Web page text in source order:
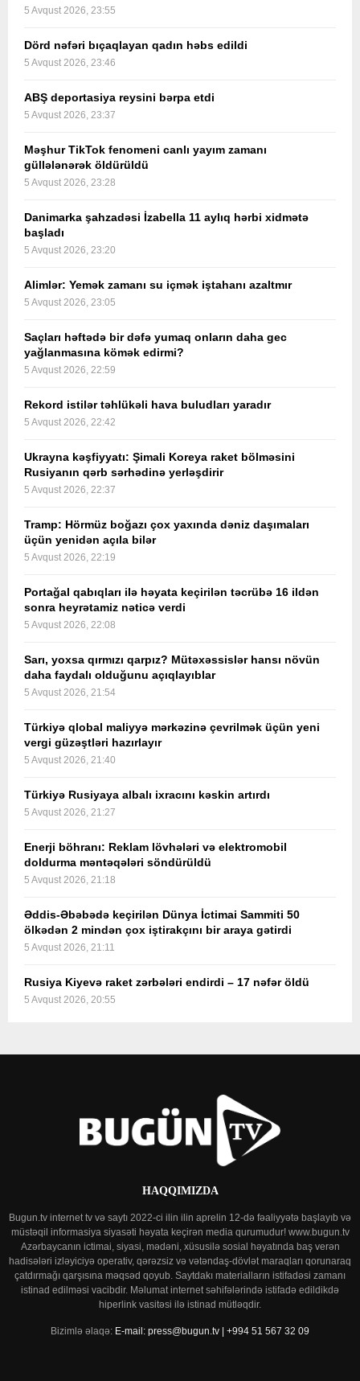
5 Avqust 2026, 23:55
Dörd nəfəri bıçaqlayan qadın həbs edildi
5 Avqust 2026, 23:46
ABŞ deportasiya reysini bərpa etdi
5 Avqust 2026, 23:37
Məşhur TikTok fenomeni canlı yayım zamanı
güllələnərək öldürüldü
5 Avqust 2026, 23:28
Danimarka şahzadəsi İzabella 11 aylıq hərbi xidmətə
başladı
5 Avqust 2026, 23:20
Alimlər: Yemək zamanı su içmək iştahanı azaltmır
5 Avqust 2026, 23:05
Saçları həftədə bir dəfə yumaq onların daha gec
yağlanmasına kömək edirmi?
5 Avqust 2026, 22:59
Rekord istilər təhlükəli hava buludları yaradır
5 Avqust 2026, 22:42
Ukrayna kəşfiyyatı: Şimali Koreya raket bölməsini
Rusiyanın qərb sərhədinə yerləşdirir
5 Avqust 2026, 22:37
Tramp: Hörmüz boğazı çox yaxında dəniz daşımaları
üçün yenidən açıla bilər
5 Avqust 2026, 22:19
Portağal qabıqları ilə həyata keçirilən təcrübə 16 ildən
sonra heyrətamiz nəticə verdi
5 Avqust 2026, 22:08
Sarı, yoxsa qırmızı qarpız? Mütəxəssislər hansı növün
daha faydalı olduğunu açıqlayıblar
5 Avqust 2026, 21:54
Türkiyə qlobal maliyyə mərkəzinə çevrilmək üçün yeni
vergi güzəştləri hazırlayır
5 Avqust 2026, 21:40
Türkiyə Rusiyaya albalı ixracını kəskin artırdı
5 Avqust 2026, 21:27
Enerji böhranı: Reklam lövhələri və elektromobil
doldurma məntəqələri söndürüldü
5 Avqust 2026, 21:18
Əddis-Əbəbədə keçirilən Dünya İctimai Sammiti 50
ölkədən 2 mindən çox iştirakçını bir araya gətirdi
5 Avqust 2026, 21:11
Rusiya Kiyevə raket zərbələri endirdi – 17 nəfər öldü
5 Avqust 2026, 20:55
HAQQIMIZDA
Bugun.tv internet tv və saytı 2022-ci ilin ilin aprelin 12-də fəaliyyətə başlayıb və
müstəqil informasiya siyasəti həyata keçirən media qurumudur! www.bugun.tv
Azərbaycanın ictimai, siyasi, mədəni, xüsusilə sosial həyatında baş verən
hadisələri izləyiciyə operativ, qərəzsiz və vətəndaş-dövlət maraqları qorunaraq
çatdırmağı qarşısına məqsəd qoyub. Saytdakı materialların istifadəsi zamanı
istinad edilməsi vacibdir. Məlumat internet səhifələrində istifadə edildikdə
hiperlink vasitəsi ilə istinad mütləqdir.
Bizimlə əlaqə: E-mail: press@bugun.tv | +994 51 567 32 09